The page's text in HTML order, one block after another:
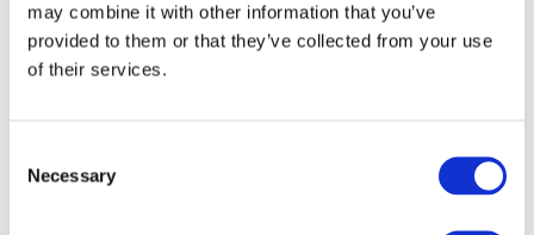
may combine it with other information that you’ve
provided to them or that they’ve collected from your use
of their services.
Selection
Necessary